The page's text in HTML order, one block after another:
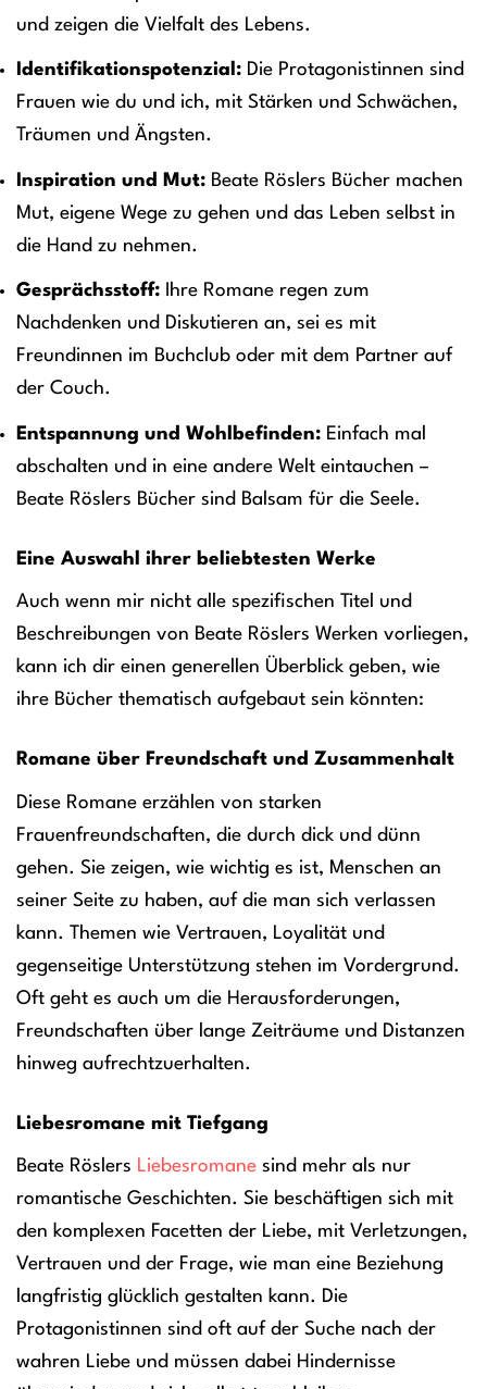
und zeigen die Vielfalt des Lebens.
Identifikationspotenzial: Die Protagonistinnen sind
Frauen wie du und ich, mit Stärken und Schwächen,
Träumen und Ängsten.
Inspiration und Mut: Beate Röslers Bücher machen
Mut, eigene Wege zu gehen und das Leben selbst in
die Hand zu nehmen.
Gesprächsstoff: Ihre Romane regen zum
Nachdenken und Diskutieren an, sei es mit
Freundinnen im Buchclub oder mit dem Partner auf
der Couch.
Entspannung und Wohlbefinden: Einfach mal
abschalten und in eine andere Welt eintauchen –
Beate Röslers Bücher sind Balsam für die Seele.
Eine Auswahl ihrer beliebtesten Werke
Auch wenn mir nicht alle spezifischen Titel und
Beschreibungen von Beate Röslers Werken vorliegen,
kann ich dir einen generellen Überblick geben, wie
ihre Bücher thematisch aufgebaut sein könnten:
Romane über Freundschaft und Zusammenhalt
Diese Romane erzählen von starken
Frauenfreundschaften, die durch dick und dünn
gehen. Sie zeigen, wie wichtig es ist, Menschen an
seiner Seite zu haben, auf die man sich verlassen
kann. Themen wie Vertrauen, Loyalität und
gegenseitige Unterstützung stehen im Vordergrund.
Oft geht es auch um die Herausforderungen,
Freundschaften über lange Zeiträume und Distanzen
hinweg aufrechtzuerhalten.
Liebesromane mit Tiefgang
Beate Röslers Liebesromane sind mehr als nur
romantische Geschichten. Sie beschäftigen sich mit
den komplexen Facetten der Liebe, mit Verletzungen,
Vertrauen und der Frage, wie man eine Beziehung
langfristig glücklich gestalten kann. Die
Protagonistinnen sind oft auf der Suche nach der
wahren Liebe und müssen dabei Hindernisse